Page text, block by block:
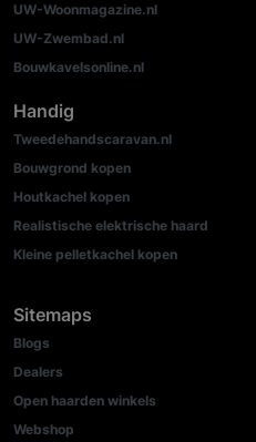
UW-Woonmagazine.nl
UW-Zwembad.nl
Bouwkavelsonline.nl
Handig
Tweedehandscaravan.nl
Bouwgrond kopen
Houtkachel kopen
Realistische elektrische haard
Kleine pelletkachel kopen
Sitemaps
Blogs
Dealers
Open haarden winkels
Webshop